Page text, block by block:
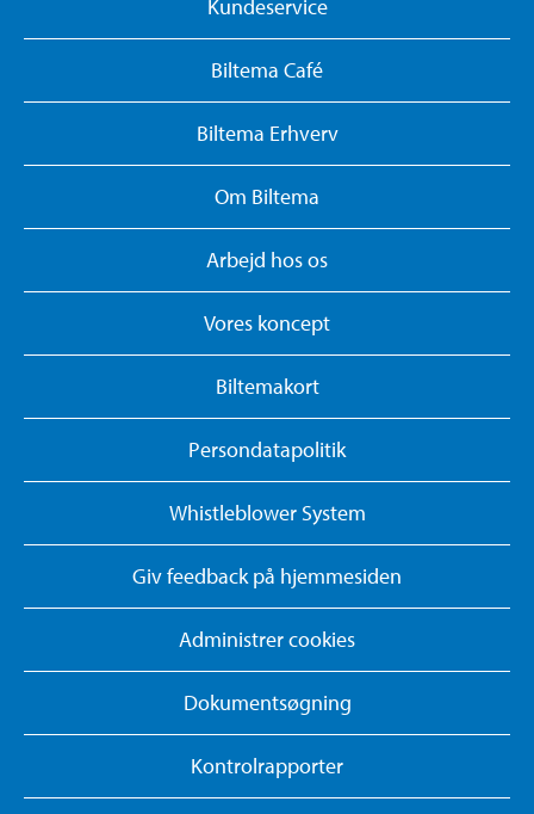
Kundeservice
Biltema Café
Biltema Erhverv
Om Biltema
Arbejd hos os
Vores koncept
Biltemakort
Persondatapolitik
Whistleblower System
Giv feedback på hjemmesiden
Administrer cookies
Dokumentsøgning
Kontrolrapporter